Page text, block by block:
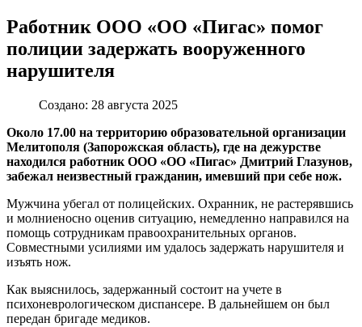
Работник ООО «ОО «Пигас» помог
полиции задержать вооруженного
нарушителя
Создано: 28 августа 2025
Около 17.00 на территорию образовательной организации
Мелитополя (Запорожская область), где на дежурстве
находился работник ООО «ОО «Пигас» Дмитрий Глазунов,
забежал неизвестный гражданин, имевший при себе нож.
Мужчина убегал от полицейских. Охранник, не растерявшись
и молниеносно оценив ситуацию, немедленно направился на
помощь сотрудникам правоохранительных органов.
Совместными усилиями им удалось задержать нарушителя и
изъять нож.
Как выяснилось, задержанный состоит на учете в
психоневрологическом диспансере. В дальнейшем он был
передан бригаде медиков.